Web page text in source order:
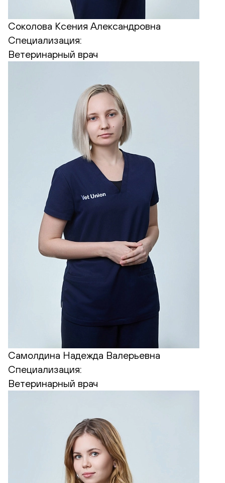
Соколова Ксения Александровна
Специализация:
Ветеринарный врач
Самолдина Надежда Валерьевна
Специализация:
Ветеринарный врач